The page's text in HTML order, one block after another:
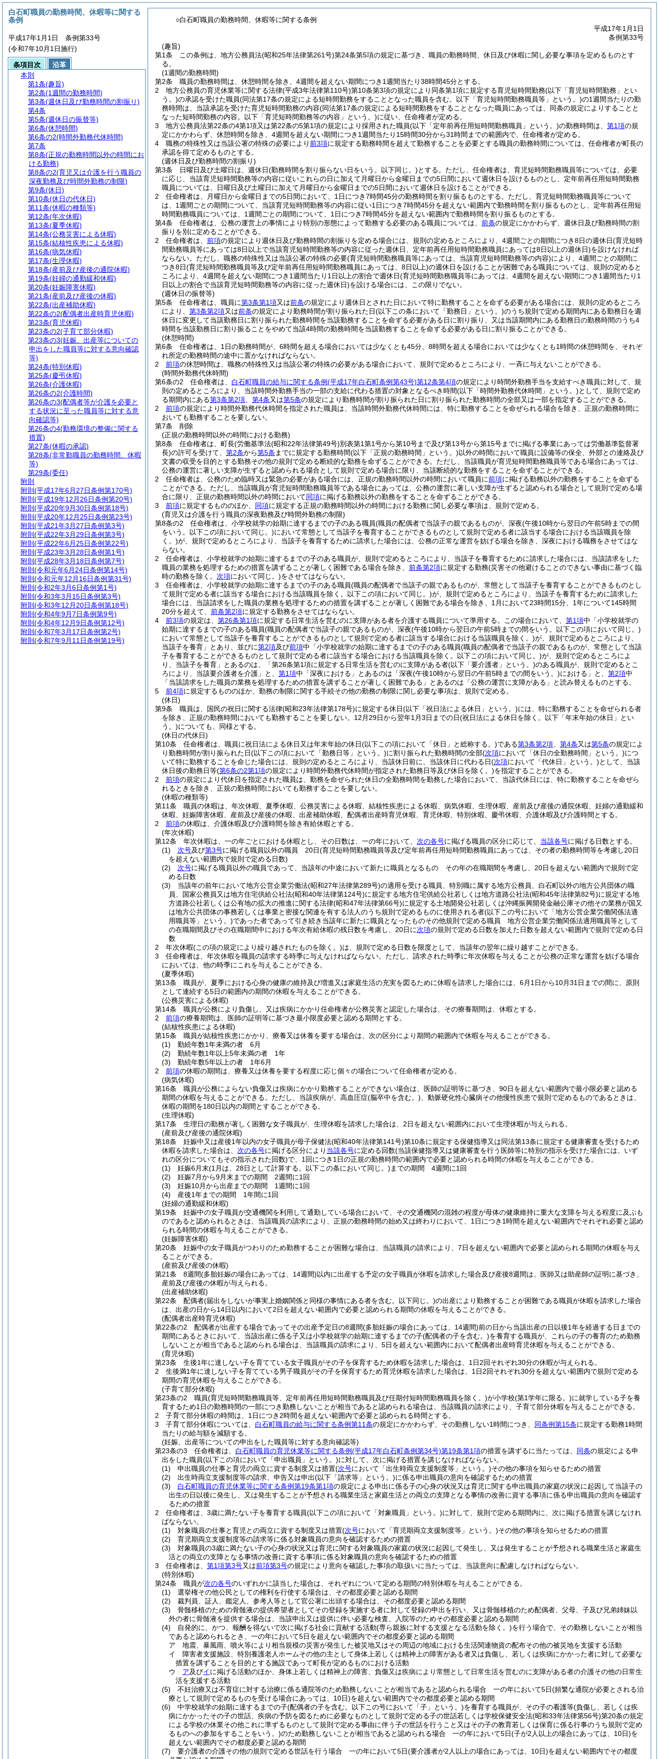
○白石町職員の勤務時間、休暇等に関する条例
平成17年1月1日
条例第33号
(趣旨)
第1条
この条例は、地方公務員法(昭和25年法律第261号)第24条第5項の規定に基づき、職員の勤務時間、休日及び休暇に関し必要な事項を定めるものとす
る。
(1週間の勤務時間)
第2条
職員の勤務時間は、休憩時間を除き、4週間を超えない期間につき1週間当たり38時間45分とする。
2
地方公務員の育児休業等に関する法律(平成3年法律第110号)第10条第3項の規定により同条第1項に規定する育児短時間勤務(以下「育児短時間勤務」とい
う。)の承認を受けた職員(同法第17条の規定による短時間勤務をすることとなった職員を含む。以下「育児短時間勤務職員等」という。)の1週間当たりの勤
務時間は、当該承認を受けた育児短時間勤務の内容(同法第17条の規定による短時間勤務をすることとなった職員にあっては、同条の規定によりすることと
なった短時間勤務の内容。以下「育児短時間勤務等の内容」という。)に従い、任命権者が定める。
3
地方公務員法第22条の4第1項又は第22条の5第1項の規定により採用された職員(以下「定年前再任用短時間勤務職員」という。)の勤務時間は、 第1項の規
定にかかわらず、休憩時間を除き、4週間を超えない期間につき1週間当たり15時間30分から31時間までの範囲内で、任命権者が定める。
4
職務の特殊性又は当該公署の特殊の必要により前3項に規定する勤務時間を超えて勤務することを必要とする職員の勤務時間については、任命権者が町長の
承認を得て定めるものとする。
(週休日及び勤務時間の割振り)
第3条
日曜日及び土曜日は、週休日(勤務時間を割り振らない日をいう。以下同じ。)とする。 ただし、任命権者は、育児短時間勤務職員等については、必要
に応じ、当該育児短時間勤務等の内容に従いこれらの日に加えて月曜日から金曜日までの5日間において週休日を設けるものとし、定年前再任用短時間勤務
職員については、日曜日及び土曜日に加えて月曜日から金曜日までの5日間において週休日を設けることができる。
2
任命権者は、月曜日から金曜日までの5日間において、1日につき7時間45分の勤務時間を割り振るものとする。 ただし、育児短時間勤務職員等について
は、1週間ごとの期間について、当該育児短時間勤務等の内容に従い1日につき7時間45分を超えない範囲内で勤務時間を割り振るものとし、定年前再任用短
時間勤務職員については、1週間ごとの期間について、1日につき7時間45分を超えない範囲内で勤務時間を割り振るものとする。
第4条
任命権者は、公務の運営上の事情により特別の形態によって勤務する必要のある職員については、 前条の規定にかかわらず、週休日及び勤務時間の割
振りを別に定めることができる。
2
任命権者は、 前項の規定により週休日及び勤務時間の割振りを定める場合には、規則の定めるところにより、4週間ごとの期間につき8日の週休日(育児短時
間勤務職員等にあっては8日以上で当該育児短時間勤務等の内容に従った週休日、定年前再任用短時間勤務職員にあっては8日以上の週休日)を設けなければ
ならない。 ただし、職務の特殊性又は当該公署の特殊の必要(育児短時間勤務職員等にあっては、当該育児短時間勤務等の内容)により、4週間ごとの期間に
つき8日(育児短時間勤務職員等及び定年前再任用短時間勤務職員にあっては、8日以上)の週休日を設けることが困難である職員については、規則の定めると
ころにより、4週間を超えない期間につき1週間当たり1日以上の割合で週休日(育児短時間勤務職員等にあっては、4週間を超えない期間につき1週間当たり1
日以上の割合で当該育児短時間勤務等の内容に従った週休日)を設ける場合には、この限りでない。
(週休日の振替等)
第5条
任命権者は、職員に第3条第1項又は前条の規定により週休日とされた日において特に勤務することを命ずる必要がある場合には、規則の定めるところ
により、 第3条第2項又は前条の規定により勤務時間が割り振られた日(以下この条において「勤務日」という。)のうち規則で定める期間内にある勤務日を週
休日に変更して当該勤務日に割り振られた勤務時間を当該勤務することを命ずる必要がある日に割り振り、又は当該期間内にある勤務日の勤務時間のうち4
時間を当該勤務日に割り振ることをやめて当該4時間の勤務時間を当該勤務することを命ずる必要がある日に割り振ることができる。
(休憩時間)
第6条
任命権者は、1日の勤務時間が、6時間を超える場合においては少なくとも45分、8時間を超える場合においては少なくとも1時間の休憩時間を、それぞ
れ所定の勤務時間の途中に置かなければならない。
2
前項の休憩時間は、職務の特殊性又は当該公署の特殊の必要がある場合において、規則で定めるところにより、一斉に与えないことができる。
(時間外勤務代休時間)
第6条の2
任命権者は、 白石町職員の給与に関する条例(平成17年白石町条例第43号)第12条第4項の規定により時間外勤務手当を支給すべき職員に対して、規
則の定めるところにより、当該時間外勤務手当の一部の支給に代わる措置の対象となるべき時間(以下「時間外勤務代休時間」という。)として、規則で定め
る期間内にある第3条第2項 第4条又は第5条の規定により勤務時間が割り振られた日に割り振られた勤務時間の全部又は一部を指定することができる。
2
前項の規定により時間外勤務代休時間を指定された職員は、当該時間外勤務代休時間には、特に勤務することを命ぜられる場合を除き、正規の勤務時間に
おいても勤務することを要しない。
第7条
削除
(正規の勤務時間以外の時間における勤務)
第8条
任命権者は、町長(労働基準法(昭和22年法律第49号)別表第1第1号から第10号まで及び第13号から第15号までに掲げる事業にあっては労働基準監督署
長)の許可を受けて、 第2条から第5条 までに規定する勤務時間(以下「正規の勤務時間」という。)以外の時間において職員に設備等の保全、外部との連絡及び
文書の収受を目的とする勤務その他の規則で定める断続的な勤務を命ずることができる。 ただし、当該職員が育児短時間勤務職員等である場合にあっては、
公務の運営に著しい支障が生ずると認められる場合として規則で定める場合に限り、当該断続的な勤務をすることを命ずることができる。
2
任命権者は、公務のため臨時又は緊急の必要がある場合には、正規の勤務時間以外の時間において職員に前項に掲げる勤務以外の勤務をすることを命ずる
ことができる。 ただし、当該職員が育児短時間勤務職員等である場合にあっては、公務の運営に著しい支障が生ずると認められる場合として規則で定める場
合に限り、正規の勤務時間以外の時間において同項に掲げる勤務以外の勤務をすることを命ずることができる。
3
前項に規定するもののほか、 同項に規定する正規の勤務時間以外の時間における勤務に関し必要な事項は、規則で定める。
(育児又は介護を行う職員の深夜勤務及び時間外勤務の制限)
第8条の2
任命権者は、小学校就学の始期に達するまでの子のある職員(職員の配偶者で当該子の親であるものが、深夜(午後10時から翌日の午前5時までの間
をいう。以下この項において同じ。)において常態として当該子を養育することができるものとして規則で定める者に該当する場合における当該職員を除
く。)が、規則で定めるところにより、当該子を養育するために請求した場合には、公務の正常な運営を妨げる場合を除き、深夜における職務をさせてはな
らない。
2
任命権者は、小学校就学の始期に達するまでの子のある職員が、規則で定めるところにより、当該子を養育するために請求した場合には、当該請求をした
職員の業務を処理するための措置を講ずることが著しく困難である場合を除き、 前条第2項に規定する勤務(災害その他避けることのできない事由に基づく臨
時の勤務を除く。 次項において同じ。)をさせてはならない。
3
任命権者は、小学校就学の始期に達するまでの子のある職員(職員の配偶者で当該子の親であるものが、常態として当該子を養育することができるものとし
て規則で定める者に該当する場合における当該職員を除く。以下この項において同じ。)が、規則で定めるところにより、当該子を養育するために請求した
場合には、当該請求をした職員の業務を処理するための措置を講ずることが著しく困難である場合を除き、1月において23時間15分、1年について145時間
20分を超えて、 前条第2項に規定する勤務をさせてはならない。
4
前3項の規定は、 第26条第1項に規定する日常生活を営むのに支障がある者を介護する職員について準用する。 この場合において、 第1項中「小学校就学の
始期に達するまでの子のある職員(職員の配偶者で当該子の親であるものが、深夜(午後10時から翌日の午前5時までの間をいう。以下この項において同じ。)
において常態として当該子を養育することができるものとして規則で定める者に該当する場合における当該職員を除く。)が、規則で定めるところにより、
当該子を養育」とあり、並びに第2項及び前項中「小学校就学の始期に達するまでの子のある職員(職員の配偶者で当該子の親であるものが、常態として当該
子を養育することができるものとして規則で定める者に該当する場合における当該職員を除く。以下この項において同じ。)が、規則で定めるところによ
り、当該子を養育」とあるのは、「第26条第1項に規定する日常生活を営むのに支障がある者(以下「要介護者」という。)のある職員が、規則で定めるとこ
ろにより、当該要介護者を介護」と、 第1項中「深夜における」とあるのは「深夜(午後10時から翌日の午前5時までの間をいう。)における」と、 第2項中
「当該請求をした職員の業務を処理するための措置を講ずることが著しく困難である」とあるのは「公務の運営に支障がある」と読み替えるものとする。
5
前4項に規定するもののほか、勤務の制限に関する手続その他の勤務の制限に関し必要な事項は、規則で定める。
(休日)
第9条
職員は、国民の祝日に関する法律(昭和23年法律第178号)に規定する休日(以下「祝日法による休日」という。)には、特に勤務することを命ぜられる者
を除き、正規の勤務時間においても勤務することを要しない。 12月29日から翌年1月3日までの日(祝日法による休日を除く。以下「年末年始の休日」とい
う。)についても、同様とする。
(休日の代休日)
第10条
任命権者は、職員に祝日法による休日又は年末年始の休日(以下この項において「休日」と総称する。)である第3条第2項 第4条又は第5条の規定によ
り勤務時間が割り振られた日(以下この項において「勤務日等」という。)に割り振られた勤務時間の全部(次項において「休日の全勤務時間」という。)につ
いて特に勤務することを命じた場合には、規則の定めるところにより、当該休日前に、当該休日に代わる日(次項において「代休日」という。)として、当該
休日後の勤務日等(第6条の2第1項の規定により時間外勤務代休時間が指定された勤務日等及び休日を除く。)を指定することができる。
2
前項の規定により代休日を指定された職員は、勤務を命ぜられた休日の全勤務時間を勤務した場合において、当該代休日には、特に勤務することを命ぜら
れるときを除き、正規の勤務時間においても勤務することを要しない。
(休暇の種類等)
第11条
職員の休暇は、年次休暇、夏季休暇、公務災害による休暇、結核性疾患による休暇、病気休暇、生理休暇、産前及び産後の通院休暇、妊婦の通勤緩和
休暇、妊娠障害休暇、産前及び産後の休暇、出産補助休暇、配偶者出産時育児休暇、育児休暇、特別休暇、慶弔休暇、介護休暇及び介護時間とする。
2
前項の休暇は、介護休暇及び介護時間を除き有給休暇とする。
(年次休暇)
第12条
年次休暇は、一の年ごとにおける休暇とし、その日数は、一の年において、 次の各号に掲げる職員の区分に応じて、 当該各号に掲げる日数とする。
(1)
次号及び第3号に掲げる職員以外の職員 20日(育児短時間勤務職員等及び定年前再任用短時間勤務職員にあっては、その者の勤務時間等を考慮し20日
を超えない範囲内で規則で定める日数)
(2)
次号に掲げる職員以外の職員であって、当該年の中途において新たに職員となるもの その年の在職期間を考慮し、20日を超えない範囲内で規則で定
める日数
(3)
当該年の前年において地方公営企業労働法(昭和27年法律第289号)の適用を受ける職員、特別職に属する地方公務員、白石町以外の地方公共団体の職
員、国家公務員又は地方住宅供給公社法(昭和40年法律第124号)に規定する地方住宅供給公社若しくは地方道路公社法(昭和45年法律第82号)に規定する地
方道路公社若しくは公有地の拡大の推進に関する法律(昭和47年法律第66号)に規定する土地開発公社若しくは沖縄振興開発金融公庫その他その業務が国又
は地方公共団体の事務若しくは事業と密接な関連を有する法人のうち規則で定めるものに使用される者(以下この号において「地方公営企業労働関係法適
用職員等」という。)であった者であって引き続き当該年に新たに職員となったものその他規則で定める職員 地方公営企業労働関係法適用職員等として
の在職期間及びその在職期間中における年次有給休暇の残日数を考慮し、20日に次項の規則で定める日数を加えた日数を超えない範囲内で規則で定める日
数
2
年次休暇(この項の規定により繰り越されたものを除く。)は、規則で定める日数を限度として、当該年の翌年に繰り越すことができる。
3
任命権者は、年次休暇を職員の請求する時季に与えなければならない。 ただし、請求された時季に年次休暇を与えることが公務の正常な運営を妨げる場合
においては、他の時季にこれを与えることができる。
(夏季休暇)
第13条
職員が、夏季における心身の健康の維持及び増進又は家庭生活の充実を図るために休暇を請求した場合には、6月1日から10月31日までの間に、原則
として連続する5日の範囲内の期間の休暇を与えることができる。
(公務災害による休暇)
第14条
職員が公務により負傷し、又は疾病にかかり任命権者が公務災害と認定した場合は、その療養期間は、休暇とする。
2
前項の療養期間は、医師の証明等に基づき最小限度必要と認める期間とする。
(結核性疾患による休暇)
第15条
職員が結核性疾患にかかり、療養又は休養を要する場合は、次の区分により期間の範囲内で休暇を与えることができる。
(1)
勤続年数1年未満の者 6月
(2)
勤続年数1年以上5年未満の者 1年
(3)
勤続年数5年以上の者 1年6月
2
前項の休暇の期間は、療養又は休養を要する程度に応じ個々の場合について任命権者が定める。
(病気休暇)
第16条
職員が公務によらない負傷又は疾病にかかり勤務することができない場合は、医師の証明等に基づき、90日を超えない範囲内で最小限必要と認める
期間の休暇を与えることができる。 ただし、当該疾病が、高血圧症(脳卒中を含む。) 、動脈硬化性心臓病その他慢性疾患で規則で定めるものであるときは、
休暇の期間を180日以内の期間とすることができる。
(生理休暇)
第17条
生理日の勤務が著しく困難な女子職員が、生理休暇を請求した場合は、2日を超えない範囲内において生理休暇が与えられる。
(産前及び産後の通院休暇)
第18条
妊娠中又は産後1年以内の女子職員が母子保健法(昭和40年法律第141号)第10条に規定する保健指導又は同法第13条に規定する健康審査を受けるため
休暇を請求した場合は、 次の各号に掲げる区分により 当該各号に定める回数(当該保健指導又は健康審査を行う医師等に特別の指示を受けた場合には、いず
れの区分についてもその指示された回数)で、1回につき1日の正規の勤務時間の範囲内で必要と認められる時間の休暇を与えることができる。
(1)
妊娠6月末(1月は、28日として計算する。以下この条において同じ。) までの期間 4週間に1回
(2)
妊娠7月から9月末までの期間 2週間に1回
(3)
妊娠10月から出産までの期間 1週間に1回
(4)
産後1年までの期間 1年間に1回
(妊婦の通勤緩和休暇)
第19条
妊娠中の女子職員が交通機関を利用して通勤している場合において、その交通機関の混雑の程度が母体の健康維持に重大な支障を与える程度に及ぶも
のであると認められるときは、当該職員の請求により、正規の勤務時間の始め又は終わりにおいて、1日につき1時間を超えない範囲内でそれぞれ必要と認め
られる時間の休暇を与えることができる。
(妊娠障害休暇)
第20条
妊娠中の女子職員がつわりのため勤務することが困難な場合は、当該職員の請求により、7日を超えない範囲内で必要と認められる期間の休暇を与え
ることができる。
(産前及び産後の休暇)
第21条
8週間(多胎妊娠の場合にあっては、14週間)以内に出産する予定の女子職員が休暇を請求した場合及び産後8週間は、医師又は助産師の証明に基づき、
産前及び産後の休暇が与えられる。
(出産補助休暇)
第22条
配偶者(届出をしないが事実上婚姻関係と同様の事情にある者を含む。以下同じ。)の出産により勤務することが困難である職員が休暇を請求した場合
は、出産の日から14日以内において2日を超えない範囲内で必要と認められる期間の休暇を与えることができる。
(配偶者出産時育児休暇)
第22条の2
配偶者が出産する場合であってその出産予定日の8週間(多胎妊娠の場合にあっては、14週間)前の日から当該出産の日以後1年を経過する日までの
期間にあるときにおいて、当該出産に係る子又は小学校就学の始期に達するまでの子(配偶者の子を含む。)を養育する職員が、これらの子の養育のため勤務
しないことが相当であると認められる場合は、当該職員の請求により、5日を超えない範囲内において配偶者出産時育児休暇を与えることができる。
(育児休暇)
第23条
生後1年に達しない子を育てている女子職員がその子を保育するため休暇を請求した場合は、1日2回それぞれ30分の休暇が与えられる。
2
生後満1年に達しない子を育てている男子職員がその子を保育するため育児休暇を請求した場合は、1日2回それぞれ30分を超えない範囲内で規則で定める
期間の育児休暇を与えることができる。
(子育て部分休暇)
第23条の2
職員(育児短時間勤務職員等、定年前再任用短時間勤務職員及び任期付短時間勤務職員を除く。)が小学校(第1学年に限る。)に就学している子を養
育するため1日の勤務時間の一部につき勤務しないことが相当であると認められる場合は、当該職員の請求により、子育て部分休暇を与えることができる。
2
子育て部分休暇の時間は、1日につき2時間を超えない範囲内で必要と認められる時間とする。
3
子育て部分休暇については、 白石町職員の給与に関する条例第11条の規定にかかわらず、その勤務しない1時間につき、 同条例第15条に規定する勤務1時間
当たりの給与額を減額する。
(妊娠、出産等についての申出をした職員等に対する意向確認等)
第23条の3
任命権者は、 白石町職員の育児休業等に関する条例(平成17年白石町条例第34号)第19条第1項の措置を講ずるに当たっては、 同条の規定による申
出をした職員(以下この項において「申出職員」という。)に対して、次に掲げる措置を講じなければならない。
(1)
申出職員の仕事と育児の両立に資する制度又は措置(次号において「出生時両立支援制度等」という。)その他の事項を知らせるための措置
(2)
出生時両立支援制度等の請求、申告又は申出(以下「請求等」という。)に係る申出職員の意向を確認するための措置
(3)
白石町職員の育児休業等に関する条例第19条第1項の規定による申出に係る子の心身の状況又は育児に関する申出職員の家庭の状況に起因して当該子の
出生の日以後に発生し、又は発生することが予想される職業生活と家庭生活との両立の支障となる事情の改善に資する事項に係る申出職員の意向を確認す
るための措置
2
任命権者は、3歳に満たない子を養育する職員(以下この項において「対象職員」という。)に対して、規則で定める期間内に、次に掲げる措置を講じなけれ
ばならない。
(1)
対象職員の仕事と育児との両立に資する制度又は措置(次号において「育児期両立支援制度等」という。)その他の事項を知らせるための措置
(2)
育児期両立支援制度等の請求等に係る対象職員の意向を確認するための措置
(3)
対象職員の3歳に満たない子の心身の状況又は育児に関する対象職員の家庭の状況に起因して発生し、又は発生することが予想される職業生活と家庭生
活との両立の支障となる事情の改善に資する事項に係る対象職員の意向を確認するための措置
3
任命権者は、 第1項第3号又は前項第3号の規定により意向を確認した事項の取扱いに当たっては、当該意向に配慮しなければならない。
(特別休暇)
第24条
職員が次の各号のいずれかに該当した場合は、それぞれについて定める期間の特別休暇を与えることができる。
(1)
選挙権その他公民としての権利を行使する場合は、その都度必要と認める期間
(2)
裁判員、証人、鑑定人、参考人等として官公署に出頭する場合は、その都度必要と認める期間
(3)
骨髄移植のための骨髄液の提供希望者としてその登録を実施する者に対して登録の申出を行い、又は骨髄移植のため配偶者、父母、子及び兄弟姉妹以
外の者に骨髄液を提供する場合は、当該申出又は提供に伴い必要な検査、入院等のためその都度必要と認める期間
(4)
自発的に、かつ、報酬を得ないで次に掲げる社会に貢献する活動(専ら親族に対する支援となる活動を除く。)を行う場合で、その勤務しないことが相当
であると認められるとき、一の年において5日を超えない範囲内でその都度必要と認める期間
ア
地震、暴風雨、噴火等により相当規模の災害が発生した被災地又はその周辺の地域における生活関連物資の配布その他の被災地を支援する活動
イ
障害者支援施設、特別養護老人ホームその他の主として身体上若しくは精神上の障害がある者又は負傷し、若しくは疾病にかかった者に対して必要な
措置を講ずることを目的とする施設であって町長が定めるものにおける活動
ウ
ア及びイに掲げる活動のほか、身体上若しくは精神上の障害、負傷又は疾病により常態として日常生活を営むのに支障がある者の介護その他の日常生
活を支援する活動
(5)
不妊治療又は不育症に対する治療に係る通院等のため勤務しないことが相当であると認められる場合 一の年において5日(頻繁な通院が必要とされる治
療として規則で定めるものを受ける場合にあっては、10日)を超えない範囲内でその都度必要と認める期間
(6)
中学校就学の始期に達するまでの子(配偶者の子を含む。以下この号において「子」という。)を養育する職員が、その子の看護等(負傷し、若しくは疾
病にかかったその子の世話、疾病の予防を図るために必要なものとして規則で定める子の世話若しくは学校保健安全法(昭和33年法律第56号)第20条の規定
による学校の休業その他これに準ずるものとして規則で定める事由に伴う子の世話を行うこと又はその子の教育若しくは保育に係る行事のうち規則で定め
るものへの参加をすることをいう。)のため勤務しないことが相当であると認められる場合 一の年において5日(子が2人以上の場合にあっては、10日)を
超えない範囲内でその都度必要と認める期間
(7)
要介護者の介護その他の規則で定める世話を行う場合 一の年において5日(要介護者が2人以上の場合にあっては、10日)を超えない範囲内でその都度
白石町職員の勤務時間、休暇等に関する
条例
平成17年1月1日 条例第33号
(令和7年10月1日施行)
条項目次
沿革
本則
第1条(趣旨)
第2条(1週間の勤務時間)
第3条(週休日及び勤務時間の割振り)
第4条
第5条(週休日の振替等)
第6条(休憩時間)
第6条の2(時間外勤務代休時間)
第7条
第8条(正規の勤務時間以外の時間にお
ける勤務)
第8条の2(育児又は介護を行う職員の
深夜勤務及び時間外勤務の制限)
第9条(休日)
第10条(休日の代休日)
第11条(休暇の種類等)
第12条(年次休暇)
第13条(夏季休暇)
第14条(公務災害による休暇)
第15条(結核性疾患による休暇)
第16条(病気休暇)
第17条(生理休暇)
第18条(産前及び産後の通院休暇)
第19条(妊婦の通勤緩和休暇)
第20条(妊娠障害休暇)
第21条(産前及び産後の休暇)
第22条(出産補助休暇)
第22条の2(配偶者出産時育児休暇)
第23条(育児休暇)
第23条の2(子育て部分休暇)
第23条の3(妊娠、出産等についての
申出をした職員等に対する意向確認
等)
第24条(特別休暇)
第25条(慶弔休暇)
第26条(介護休暇)
第26条の2(介護時間)
第26条の3(配偶者等が介護を必要と
する状況に至った職員等に対する意
向確認等)
第26条の4(勤務環境の整備に関する
措置)
第27条(休暇の承認)
第28条(非常勤職員の勤務時間、休暇
等)
第29条(委任)
附則
附則 (平成17年6月27日条例第170号)
附則 (平成19年12月26日条例第20号)
附則 (平成20年9月30日条例第18号)
附則 (平成20年12月25日条例第23号)
附則 (平成21年3月27日条例第3号)
附則 (平成22年3月29日条例第3号)
附則 (平成22年6月25日条例第22号)
附則 (平成23年3月28日条例第1号)
附則 (平成28年3月18日条例第7号)
附則 (令和元年6月24日条例第14号)
附則 (令和元年12月16日条例第31号)
附則 (令和2年3月6日条例第1号)
附則 (令和3年3月15日条例第3号)
附則 (令和3年12月20日条例第18号)
附則 (令和4年9月7日条例第9号)
附則 (令和4年12月9日条例第12号)
附則 (令和7年3月17日条例第2号)
附則 (令和7年9月11日条例第19号)